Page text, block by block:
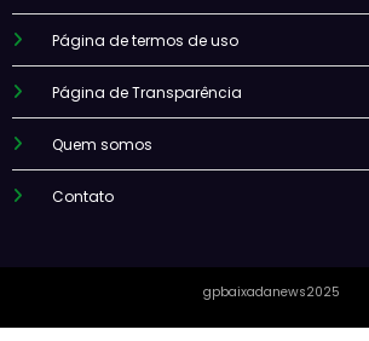
Página de termos de uso
Página de Transparência
Quem somos
Contato
gpbaixadanews2025